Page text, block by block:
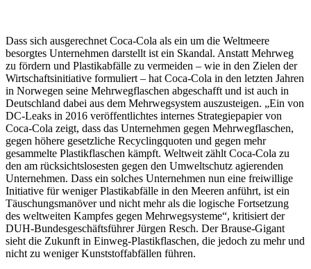
Dass sich ausgerechnet Coca-Cola als ein um die Weltmeere
besorgtes Unternehmen darstellt ist ein Skandal. Anstatt Mehrweg
zu fördern und Plastikabfälle zu vermeiden – wie in den Zielen der
Wirtschaftsinitiative formuliert – hat Coca-Cola in den letzten Jahren
in Norwegen seine Mehrwegflaschen abgeschafft und ist auch in
Deutschland dabei aus dem Mehrwegsystem auszusteigen. „Ein von
DC-Leaks in 2016 veröffentlichtes internes Strategiepapier von
Coca-Cola zeigt, dass das Unternehmen gegen Mehrwegflaschen,
gegen höhere gesetzliche Recyclingquoten und gegen mehr
gesammelte Plastikflaschen kämpft. Weltweit zählt Coca-Cola zu
den am rücksichtslosesten gegen den Umweltschutz agierenden
Unternehmen. Dass ein solches Unternehmen nun eine freiwillige
Initiative für weniger Plastikabfälle in den Meeren anführt, ist ein
Täuschungsmanöver und nicht mehr als die logische Fortsetzung
des weltweiten Kampfes gegen Mehrwegsysteme“, kritisiert der
DUH-Bundesgeschäftsführer Jürgen Resch. Der Brause-Gigant
sieht die Zukunft in Einweg-Plastikflaschen, die jedoch zu mehr und
nicht zu weniger Kunststoffabfällen führen.